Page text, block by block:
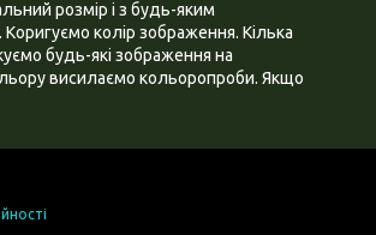
розмір і з будь-яким
колір зображення. Кілька
будь-які зображення на
висилаємо кольоропроби. Якщо